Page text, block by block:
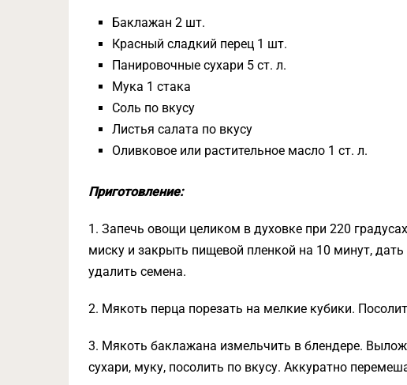
Баклажан 2 шт.
Красный сладкий перец 1 шт.
Панировочные сухари 5 ст. л.
Мука 1 стака
Соль по вкусу
Листья салата по вкусу
Оливковое или растительное масло 1 ст. л.
Приготовление:
1. Запечь овощи целиком в духовке при 220
миску и закрыть пищевой пленкой на 10 минут,
удалить семена.
2. Мякоть перца порезать на мелкие кубики.
3. Мякоть баклажана измельчить в блендере.
сухари, муку, посолить по вкусу. Аккуратно